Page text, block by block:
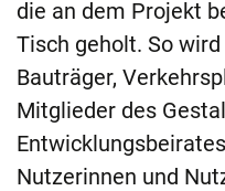
die an dem Projekt
Tisch geholt. So
Bauträger,
Mitglieder des
Nutzerinnen und